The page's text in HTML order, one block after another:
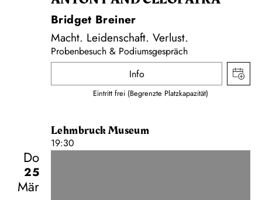
Bridget Breiner
Macht. Leidenschaft. Verlust.
Probenbesuch & Podiumsgespräch
Info
Eintritt frei (Begrenzte Platzkapazität)
Lehmbruck Museum
19:30
Do
25
Mär